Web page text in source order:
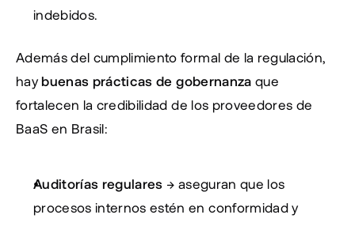
indebidos.
Además del cumplimiento formal de la regulación,
hay buenas prácticas de gobernanza que
fortalecen la credibilidad de los proveedores de
BaaS en Brasil:
Auditorías regulares → aseguran que los
procesos internos estén en conformidad y